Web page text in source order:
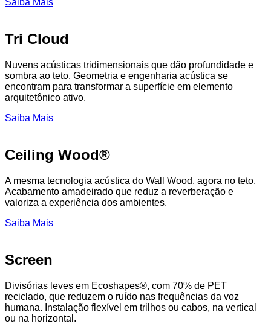
Saiba Mais
Tri Cloud
Nuvens acústicas tridimensionais que dão profundidade e
sombra ao teto. Geometria e engenharia acústica se
encontram para transformar a superfície em elemento
arquitetônico ativo.
Saiba Mais
Ceiling Wood®
A mesma tecnologia acústica do Wall Wood, agora no teto.
Acabamento amadeirado que reduz a reverberação e
valoriza a experiência dos ambientes.
Saiba Mais
Screen
Divisórias leves em Ecoshapes®, com 70% de PET
reciclado, que reduzem o ruído nas frequências da voz
humana. Instalação flexível em trilhos ou cabos, na vertical
ou na horizontal.